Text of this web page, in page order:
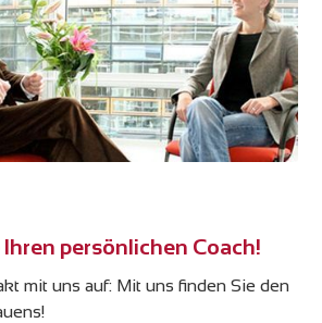
Ihren persönlichen Coach!
mit uns auf: Mit uns finden Sie den